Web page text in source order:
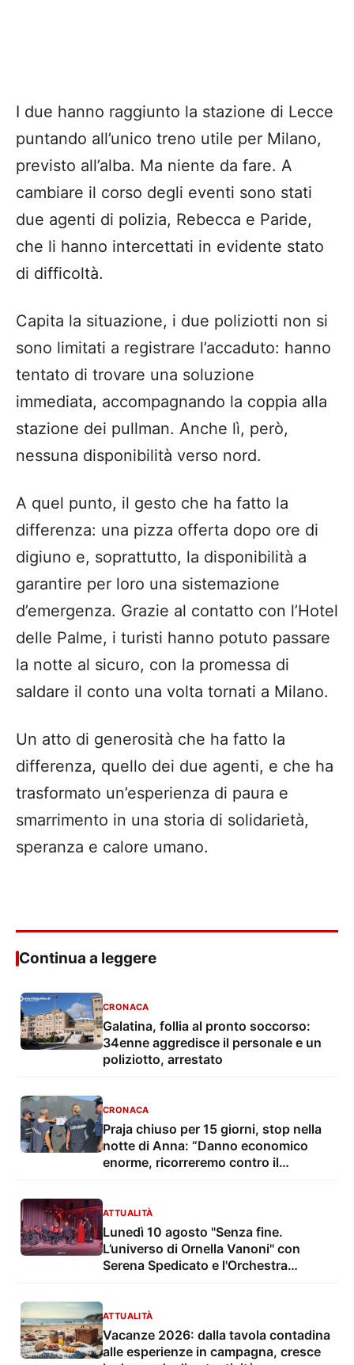
I due hanno raggiunto la stazione di Lecce
puntando all’unico treno utile per Milano,
previsto all’alba. Ma niente da fare. A
cambiare il corso degli eventi sono stati
due agenti di polizia, Rebecca e Paride,
che li hanno intercettati in evidente stato
di difficoltà.
Capita la situazione, i due poliziotti non si
sono limitati a registrare l’accaduto: hanno
tentato di trovare una soluzione
immediata, accompagnando la coppia alla
stazione dei pullman. Anche lì, però,
nessuna disponibilità verso nord.
A quel punto, il gesto che ha fatto la
differenza: una pizza offerta dopo ore di
digiuno e, soprattutto, la disponibilità a
garantire per loro una sistemazione
d’emergenza. Grazie al contatto con l’Hotel
delle Palme, i turisti hanno potuto passare
la notte al sicuro, con la promessa di
saldare il conto una volta tornati a Milano.
Un atto di generosità che ha fatto la
differenza, quello dei due agenti, e che ha
trasformato un’esperienza di paura e
smarrimento in una storia di solidarietà,
speranza e calore umano.
Continua a leggere
CRONACA
Galatina, follia al pronto soccorso:
34enne aggredisce il personale e un
poliziotto, arrestato
CRONACA
Praja chiuso per 15 giorni, stop nella
notte di Anna: “Danno economico
enorme, ricorreremo contro il
ATTUALITÀ
Lunedì 10 agosto "Senza fine.
L’universo di Ornella Vanoni" con
Serena Spedicato e l'Orchestra
ATTUALITÀ
Vacanze 2026: dalla tavola contadina
alle esperienze in campagna, cresce